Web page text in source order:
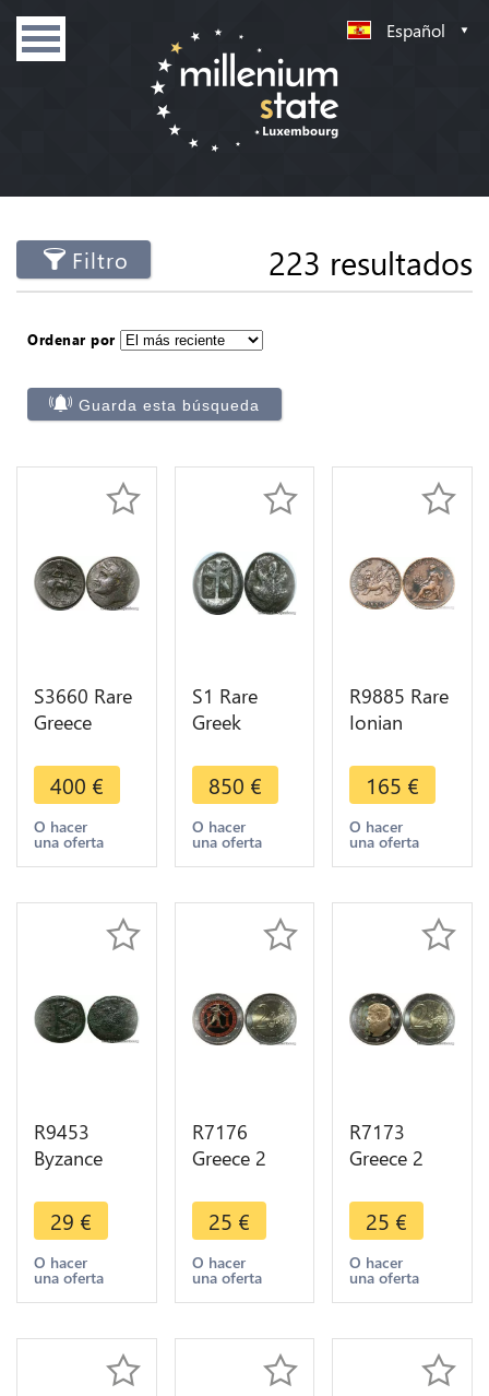
Español
Filtro 223 resultados
Ordenar por
Guarda esta búsqueda
S3660 Rare
Greece
HIon II 275
- 216
Iepwnos ->
Make Offer
400 €
O hacer
una oferta
S1 Rare
Greek
Caria
Rhodos
Kamiros
Stater
480 BC
850 €
O hacer
una oferta
R9885 Rare
Ionian
Greece 2
Lepta
George III
1819 AU ->
165 €
O hacer
una oferta
R9453
Byzance
Maurice
Tiberius
Thessaloniki
582 602 Tes
offer
29 €
O hacer
una oferta
R7176
Greece 2
2500th
Anniversary
Battle
Marathon
Colorful
25 €
O hacer
una oferta
R7173
Greece 2
2400th
Anniversary
Platonic
Academic
Colorful
25 €
O hacer
una oferta